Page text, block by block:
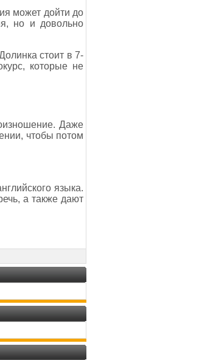
может дойти до
но и довольно
стоит в 7-
которые не
Даже
чтобы потом
языка.
а также дают